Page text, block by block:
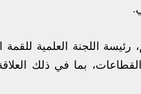
اللجنة العلمية للقمة
بما في ذلك العلاقة